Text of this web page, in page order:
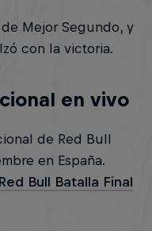
Mejor Segundo, y
con la victoria.
en vivo
de Red Bull
en España.
Red Bull Batalla Final